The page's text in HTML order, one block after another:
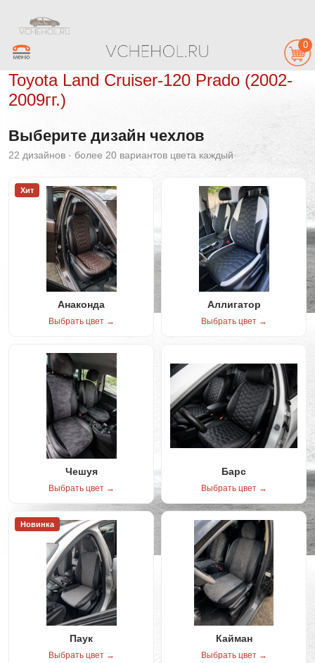
0
Toyota Land Cruiser-120 Prado (2002-
2009гг.)
Выберите дизайн чехлов
22 дизайнов · более 20 вариантов цвета каждый
Хит
Анаконда
Выбрать цвет →
Аллигатор
Выбрать цвет →
Чешуя
Выбрать цвет →
Барс
Выбрать цвет →
Новинка
Паук
Выбрать цвет →
Кайман
Выбрать цвет →